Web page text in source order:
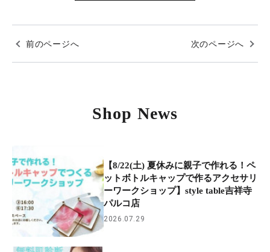
前のページへ 次のページへ
Shop News
【8/22(土) 夏休みに親子で作れる！ペ
ットボトルキャップで作るアクセサリ
ーワークショップ】style table吉祥寺
パルコ店
2026.07.29